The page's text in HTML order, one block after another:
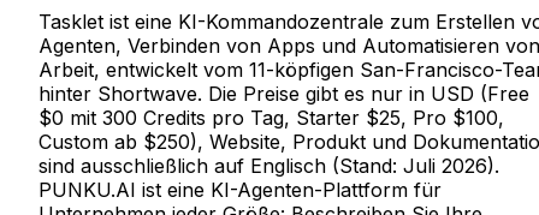
Tasklet ist eine KI-Kommandozentrale zum Erstellen
Agenten, Verbinden von Apps und Automatisieren von
Arbeit, entwickelt vom 11-köpfigen San-Francisco-
hinter Shortwave. Die Preise gibt es nur in USD (Free
$0 mit 300 Credits pro Tag, Starter $25, Pro $100,
Custom ab $250), Website, Produkt und
sind ausschließlich auf Englisch (Stand: Juli 2026).
PUNKU.AI ist eine KI-Agenten-Plattform für